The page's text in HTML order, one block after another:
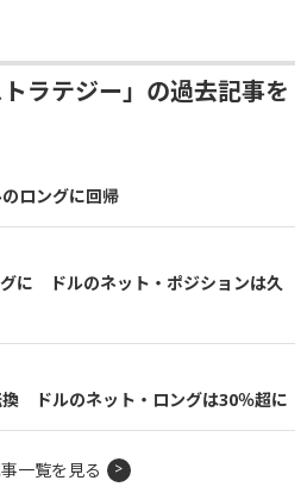
ラテジー」の過去記事を
ロングに回帰
に ドルのネット・ポジションは久
ドルのネット・ロングは30％超に
一覧を見る